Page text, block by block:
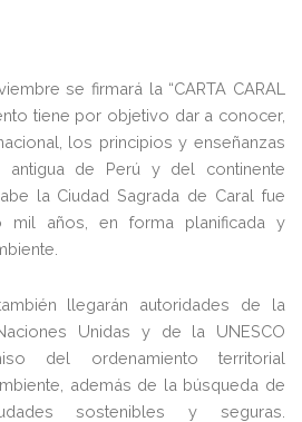
se firmará la “CARTA CARAL
tiene por objetivo dar a conocer,
los principios y enseñanzas
de Perú y del continente
la Ciudad Sagrada de Caral fue
mil años, en forma planificada y
llegarán autoridades de la
Unidas y de la UNESCO
del ordenamiento territorial
además de la búsqueda de
sostenibles y seguras.